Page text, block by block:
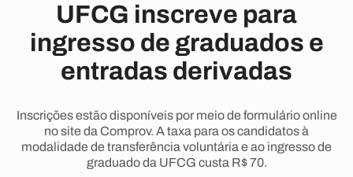
UFCG inscreve para
ingresso de graduados e
entradas derivadas
Inscrições estão disponíveis por meio de formulário online
no site da Comprov. A taxa para os candidatos à
modalidade de transferência voluntária e ao ingresso de
graduado da UFCG custa R$ 70.